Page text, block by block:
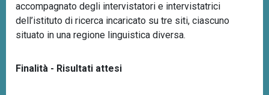
accompagnato degli intervistatori e intervistatrici
dell’istituto di ricerca incaricato su tre siti, ciascuno
situato in una regione linguistica diversa.
Finalità - Risultati attesi